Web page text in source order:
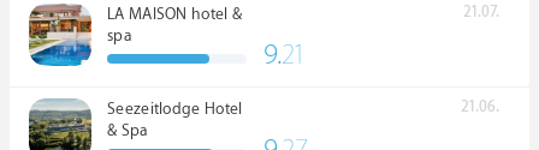
LA MAISON hotel &
spa
21.07.
9.21
Seezeitlodge Hotel
& Spa
21.06.